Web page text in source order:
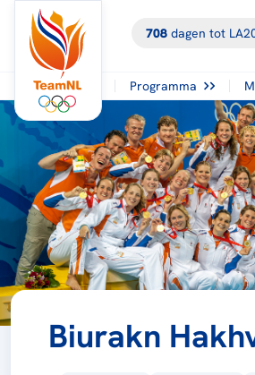
708dagen tot
Programma
Biurakn